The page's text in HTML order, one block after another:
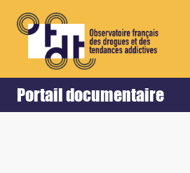
Portail documentaire
Accueil Retour